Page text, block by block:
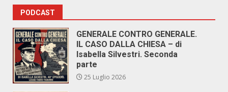
PODCAST
GENERALE CONTRO GENERALE.
IL CASO DALLA CHIESA – di
Isabella Silvestri. Seconda
parte
25 Luglio 2026